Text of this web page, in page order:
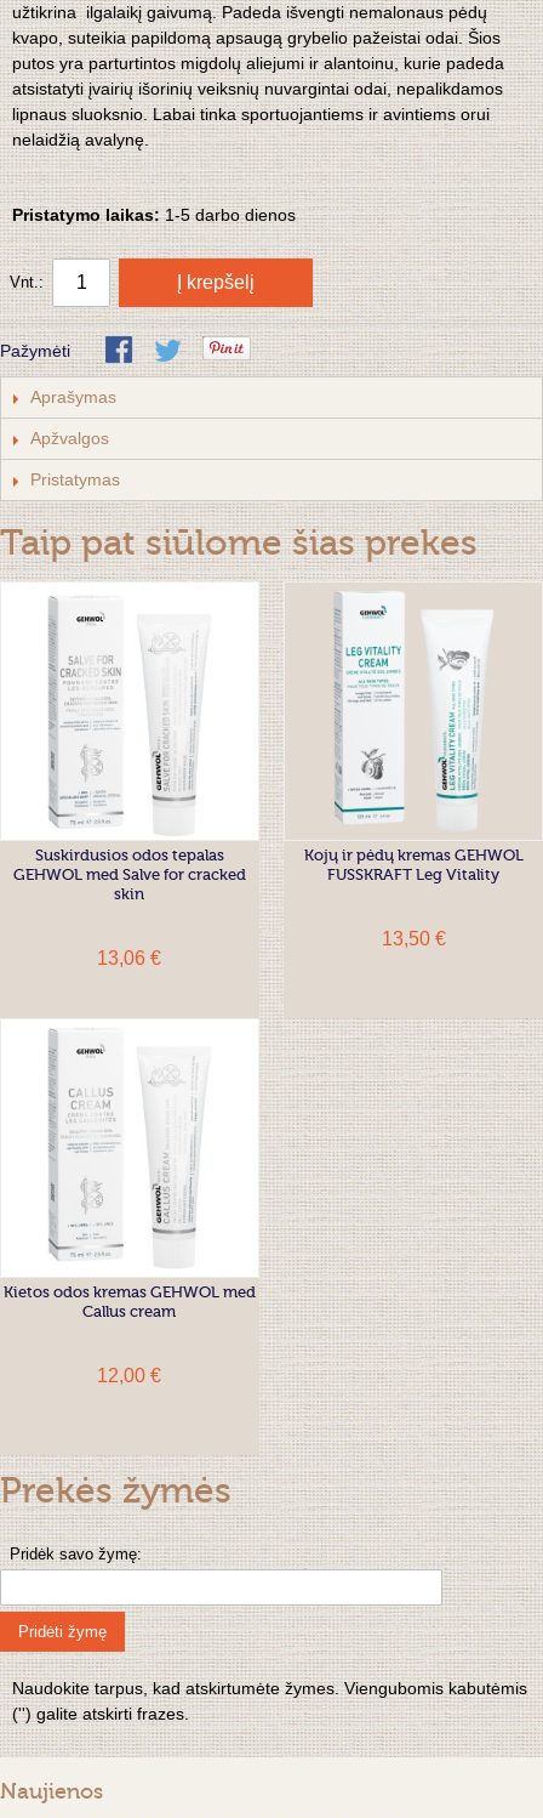
užtikrina ilgalaikį gaivumą. Padeda išvengti nemalonaus pėdų
kvapo, suteikia papildomą apsaugą grybelio pažeistai odai. Šios
putos yra parturtintos migdolų aliejumi ir alantoinu, kurie padeda
atsistatyti įvairių išorinių veiksnių nuvargintai odai, nepalikdamos
lipnaus sluoksnio. Labai tinka sportuojantiems ir avintiems orui
nelaidžią avalynę.
Pristatymo laikas:1-5 darbo dienos
Vnt.: Į krepšelį
Pažymėti
Aprašymas
Apžvalgos
Pristatymas
Taip pat siūlome šias prekes
Suskirdusios odos tepalas
GEHWOL med Salve for cracked
skin
13,06 €
Kojų ir pėdų kremas GEHWOL
FUSSKRAFT Leg Vitality
13,50 €
Kietos odos kremas GEHWOL med
Callus cream
12,00 €
Prekės žymės
Pridėk savo žymę:
Pridėti žymę
Naudokite tarpus, kad atskirtumėte žymes. Viengubomis kabutėmis
('') galite atskirti frazes.
Naujienos